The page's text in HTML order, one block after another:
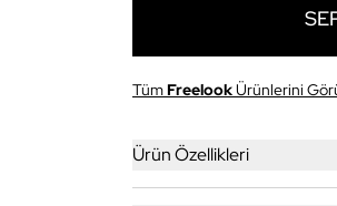
TümFreelookÜrünlerini
Ürün Özellikleri